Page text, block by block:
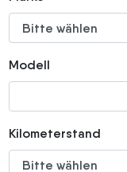
Modell
Kilometerstand